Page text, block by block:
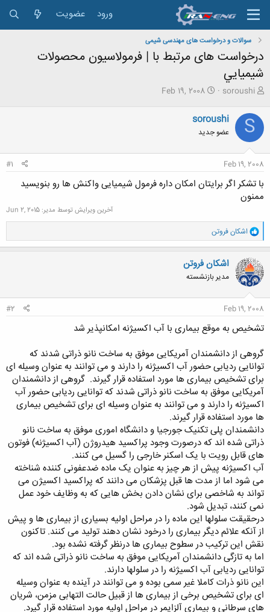
ورود عضویت
سوالات و درخواست های مهندسی شیمی
درخواست های مرتبط با | فرمولاسيون محصولات
شيميايي
ش
و
ع
ک
ن
ن
د
ه
م
و
و
ع
soroushi
ت
ی
خ
ر
Feb 19, 2008
S
soroushi
عضو جدید
Feb 19, 2008
#1
با تشکر اگر برایتان امکان داره فرمول شیمیایی واکنش ها رو بنویسید
ممنون
آخرین ویرایش توسط مدیر: Jun 2, 2015
و
ا
ک
ن
ش
ه
ا
اشکان فروتن
اشکان فروتن
مدیر بازنشسته
Feb 19, 2008
#2
تشخیص به موقع بیماری با آب اکسیژنه امکانپذیر شد
گروهی از دانشمندان آمریکایی موفق به ساخت نانو ذراتی شدند که
توانایی ردیابی حضور آب اکسیژنه را دارند و می توانند به عنوان وسیله ای
برای تشخیص بیماری ها مورد استفاده قرار گیرند. گروهی از دانشمندان
آمریکایی موفق به ساخت نانو ذراتی شدند که توانایی ردیابی حضور آب
اکسیژنه را دارند و می توانند به عنوان وسیله ای برای تشخیص بیماری
ها مورد استفاده قرار گیرند.
دانشمندان پلی تکنیک جورجیا و دانشگاه اموری موفق به ساخت نانو
ذراتی شده اند که درصورت وجود پراکسید هیدروژن (آب اکسیژنه) فوتون
های قابل رویت با یک اسکنر خارجی را گسیل می کنند.
آب اکسیژنه پیش از هر چیز به عنوان یک ماده ضدعفونی کننده شناخته
می شود اما از مدت ها قبل پزشکان می دانند که پراکسید اکسیژن می
تواند به شاخصی برای نشان دادن بخش هایی که به وظایف خود عمل
نمی کنند، تبدیل شود.
درحقیقت سلولها این ماده را در مراحل اولیه بسیاری از بیماری ها و پیش
از آنکه علائم دیگر بیماری را درخود نشان دهند تولید می کنند. تاکنون
نقش این ترکیب در سطوح بیماری ها درنظر گرفته نشده بود.
اما به تازگی دانشمندان آمریکایی موفق به ساخت نانو ذراتی شده اند که
توانایی ردیابی آب اکسیژنه را در سلولها دارند.
این نانو ذرات کاملا غیر سمی بوده و می توانند در آینده به عنوان وسیله
ای برای تشخیص برخی از بیماری ها از قبیل حالت التهابی مزمن، شریان
های سرطانی و بیماری آلزایمر در مراحل اولیه مورد استفاده قرار گیرد.